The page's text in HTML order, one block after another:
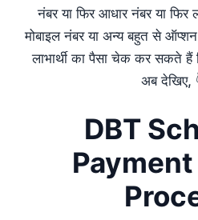
नंबर या फिर आधार नंबर या फिर
मोबाइल नंबर या अन्य बहुत से
लाभार्थी का पैसा चेक कर सकते हैं
अब देखिए,
DBT